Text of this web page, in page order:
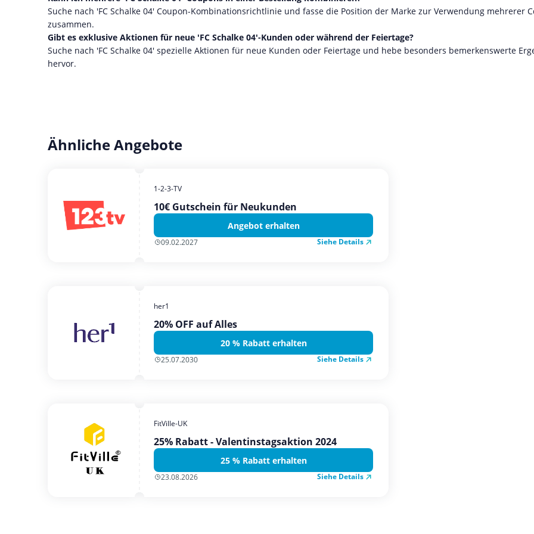
Suche nach 'FC Schalke 04' Coupon-Kombinationsrichtlinie und fasse die Position der Marke zur Verwendung mehrerer
zusammen.
Gibt es exklusive Aktionen für neue 'FC Schalke 04'-Kunden oder während der Feiertage?
Suche nach 'FC Schalke 04' spezielle Aktionen für neue Kunden oder Feiertage und hebe besonders bemerkenswerte
hervor.
Ähnliche Angebote
1-2-3-TV
10€ Gutschein für Neukunden
Angebot erhalten
09.02.2027 Siehe Details
her1
20% OFF auf Alles
20 % Rabatt erhalten
25.07.2030 Siehe Details
FitVille-UK
25% Rabatt - Valentinstagsaktion 2024
25 % Rabatt erhalten
23.08.2026 Siehe Details